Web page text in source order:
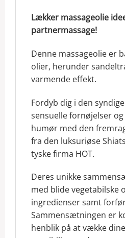
Lækker massageolie
partnermassage!
Denne massageolie er
olier, herunder
varmende effekt.
Fordyb dig i den
sensuelle fornøjelser
humør med den
fra den luksuriøse
tyske firma HOT.
Deres unikke
med blide vegetabilske
ingredienser samt
Sammensætningen er
henblik på at vække